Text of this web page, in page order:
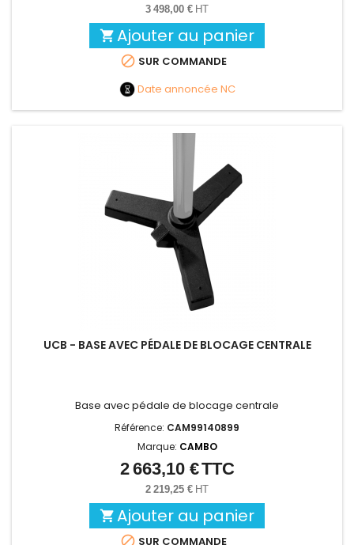
3 498,00 € HT
 Ajouter au panier
 SUR COMMANDE
Date annoncée NC
UCB - BASE AVEC PÉDALE DE BLOCAGE CENTRALE
Base avec pédale de blocage centrale
Référence: CAM99140899
Marque: CAMBO
Prix
2 663,10 €TTC
2 219,25 € HT
 Ajouter au panier
 SUR COMMANDE